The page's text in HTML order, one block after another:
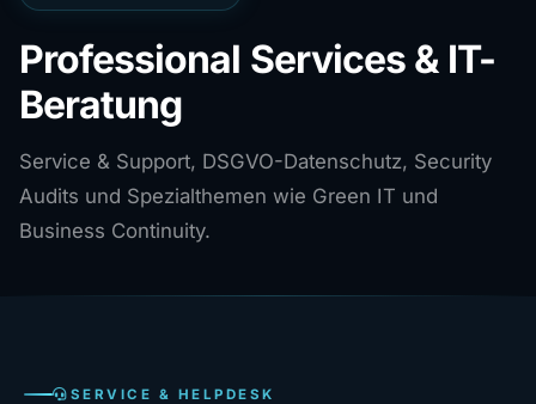
Professional Services & IT-
Beratung
Service & Support, DSGVO-Datenschutz, Security
Audits und Spezialthemen wie Green IT und
Business Continuity.
SERVICE & HELPDESK